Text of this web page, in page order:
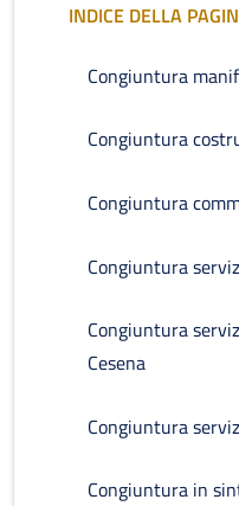
INDICE DELLA
Congiuntura
Congiuntura
Congiuntura
Congiuntura
Congiuntura
Cesena
Congiuntura
Congiuntura in